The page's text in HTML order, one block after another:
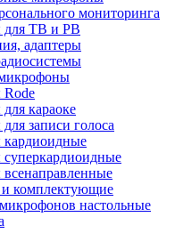
мониторинга
ТВ и РВ
адаптеры
караоке
записи голоса
и комплектующие
настольные